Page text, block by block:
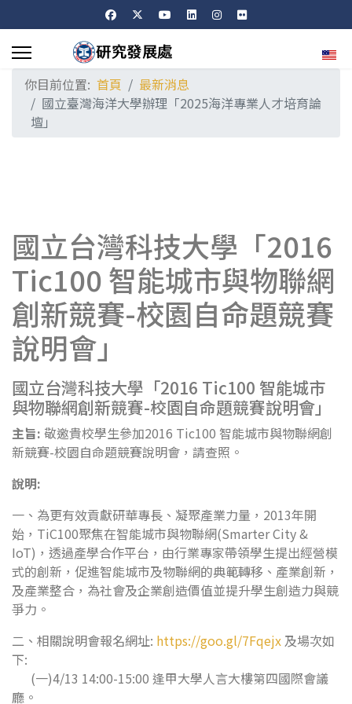
選擇
你目前位置: 首頁
最新消息
國立臺灣海洋大學辦理「2025海洋專業人才培育論
壇」
國立台灣科技大學「2016
Tic100 智能城市與物聯網
創新競賽-校園自命題競賽
說明會」
國立台灣科技大學「2016 Tic100 智能城市
與物聯網創新競賽-校園自命題競賽說明會」
主旨: 敬邀貴校學生參加2016 Tic100 智能城市與物聯網創
新競賽-校園自命題競賽說明會，請查照。
說明:
一、為更有效貢獻研華專長、凝聚產業力量，2013年開
始，TiC100聚焦在智能城市與物聯網(Smarter City &
IoT)，透過產學合作平台，由行業專家帶領學生提出經營模
式的創新，促進智能城市及物聯網的典範轉移、產業創新，
及產業整合，為社會及企業創造價值並提升學生創造力與競
爭力。
二、相關說明會報名網址: https://goo.gl/7Fqejx 及場次如
下:
(一)4/13 14:00-15:00 逢甲大學人言大樓第四國際會議
廳。